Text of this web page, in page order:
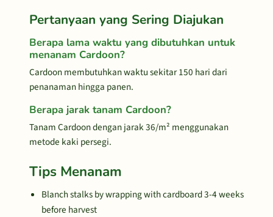
Pertanyaan yang Sering Diajukan
Berapa lama waktu yang dibutuhkan untuk
menanam Cardoon?
Cardoon membutuhkan waktu sekitar 150 hari dari
penanaman hingga panen.
Berapa jarak tanam Cardoon?
Tanam Cardoon dengan jarak 36/m² menggunakan
metode kaki persegi.
Tips Menanam
Blanch stalks by wrapping with cardboard 3-4 weeks
before harvest